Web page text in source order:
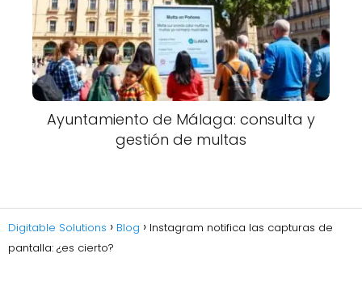
Ayuntamiento de Málaga: consulta y
gestión de multas
Digitable Solutions Blog
Instagram notifica las capturas de
pantalla: ¿es cierto?